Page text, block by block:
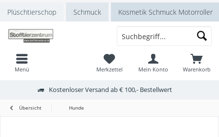
Plüschtierschop Schmuck Kosmetik Schmuck Motorroller
Menü Warenkorb
Merkzettel Mein Konto
Kostenloser Versand ab € 100,- Bestellwert
Übersicht Hunde